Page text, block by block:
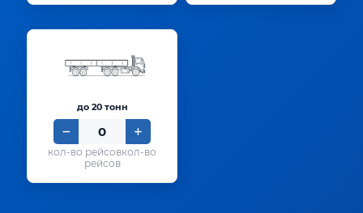
до 20 тонн
кол-во
рейсов